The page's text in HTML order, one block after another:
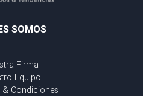
SOMOS
Firma
Equipo
Condiciones